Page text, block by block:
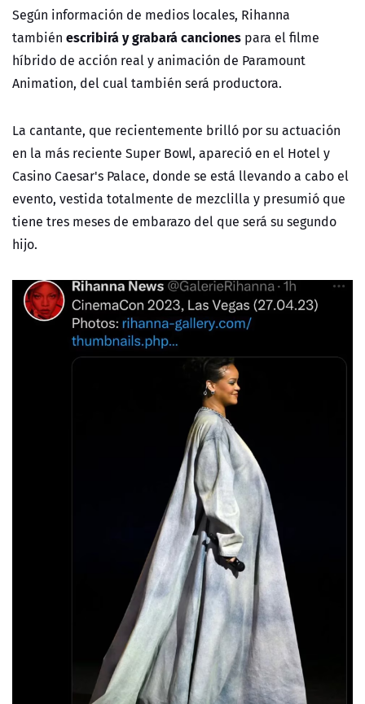
Según información de medios locales, Rihanna
también escribirá y grabará canciones para el filme
híbrido de acción real y animación de Paramount
Animation, del cual también será productora.
La cantante, que recientemente brilló por su actuación
en la más reciente Super Bowl, apareció en el Hotel y
Casino Caesar's Palace, donde se está llevando a cabo el
evento, vestida totalmente de mezclilla y presumió que
tiene tres meses de embarazo del que será su segundo
hijo.